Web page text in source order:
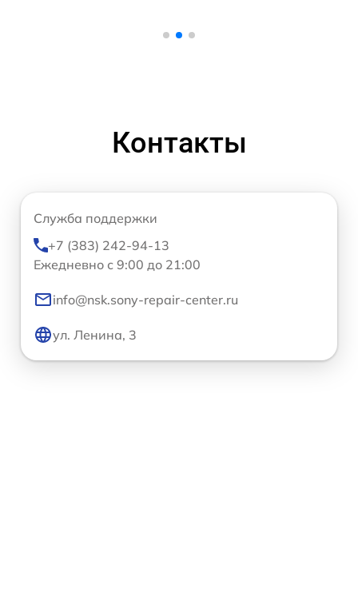
Контакты
Служба поддержки
+7 (383) 242-94-13
Ежедневно с 9:00 до 21:00
info@nsk.sony-repair-center.ru
ул. Ленина, 3